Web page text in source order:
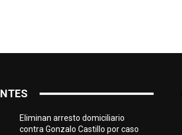
Eliminan arresto domiciliario
contra Gonzalo Castillo por caso